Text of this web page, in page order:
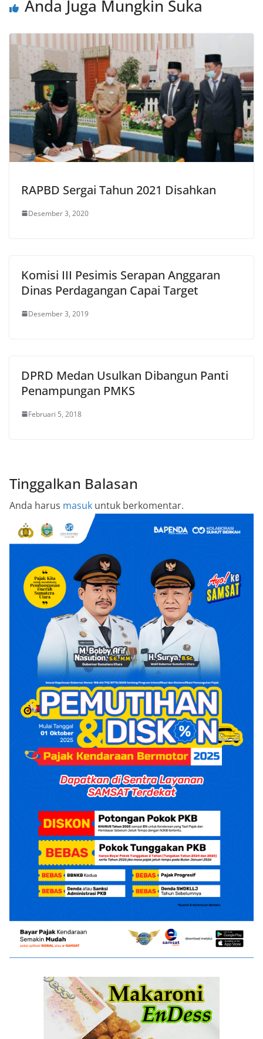
Anda Juga Mungkin Suka
RAPBD Sergai Tahun 2021 Disahkan
Desember 3, 2020
Komisi III Pesimis Serapan Anggaran
Dinas Perdagangan Capai Target
Desember 3, 2019
DPRD Medan Usulkan Dibangun Panti
Penampungan PMKS
Februari 5, 2018
Tinggalkan Balasan
Anda harus masuk untuk berkomentar.